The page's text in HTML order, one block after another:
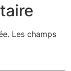
Les champs